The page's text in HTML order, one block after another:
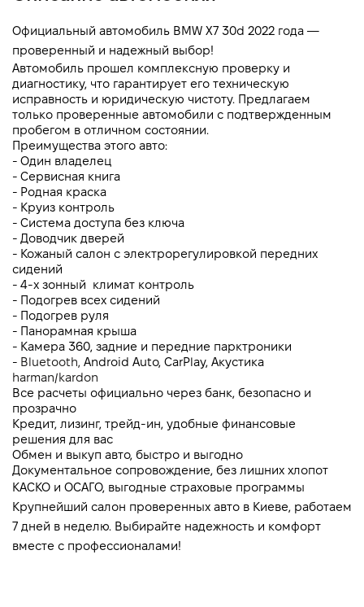
Официальный автомобиль BMW X7 30d 2022 года —
проверенный и надежный выбор!
Автомобиль прошел комплексную проверку и
диагностику, что гарантирует его техническую
исправность и юридическую чистоту. Предлагаем
только проверенные автомобили с подтвержденным
пробегом в отличном состоянии.
Преимущества этого авто:
- Один владелец
- Сервисная книга
- Родная краска
- Круиз контроль
- Система доступа без ключа
- Доводчик дверей
- Кожаный салон с электрорегулировкой передних
сидений
- 4-х зонный  климат контроль
- Подогрев всех сидений
- Подогрев руля
- Панорамная крыша
- Камера 360, задние и передние парктроники
- Bluetooth,
harman/kardon
Все расчеты официально через банк, безопасно и
прозрачно
Кредит, лизинг, трейд-ин, удобные финансовые
решения для вас
Обмен и выкуп авто, быстро и выгодно
Документальное сопровождение, без лишних хлопот
КАСКО и ОСАГО, выгодные страховые программы
Крупнейший салон проверенных авто в Киеве, работаем
7 дней в неделю. Выбирайте надежность и комфорт
вместе с профессионалами!